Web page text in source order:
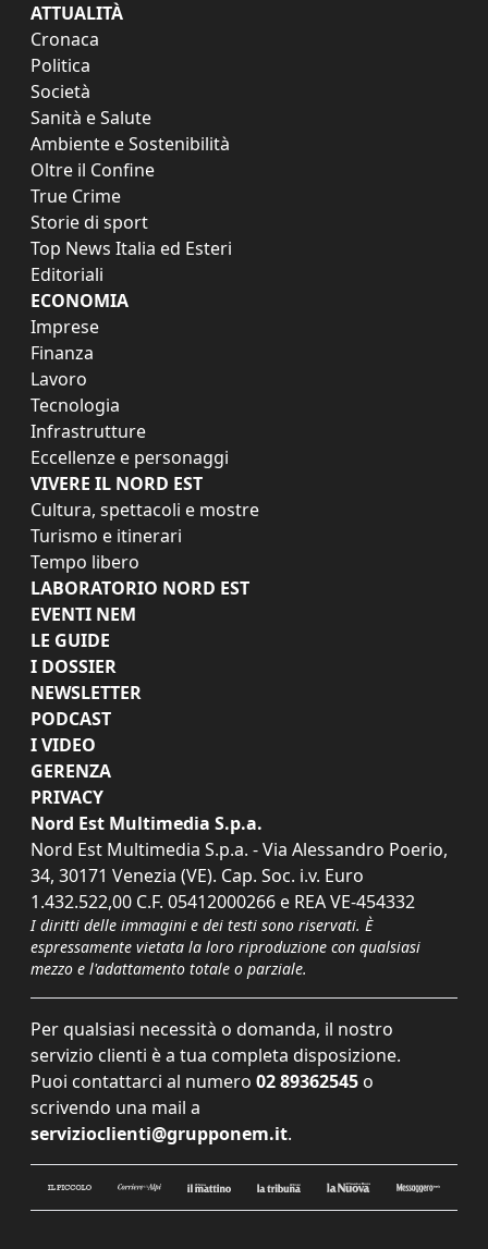
ATTUALITÀ
Cronaca
Politica
Società
Sanità e Salute
Ambiente e Sostenibilità
Oltre il Confine
True Crime
Storie di sport
Top News Italia ed Esteri
Editoriali
ECONOMIA
Imprese
Finanza
Lavoro
Tecnologia
Infrastrutture
Eccellenze e personaggi
VIVERE IL NORD EST
Cultura, spettacoli e mostre
Turismo e itinerari
Tempo libero
LABORATORIO NORD EST
EVENTI NEM
LE GUIDE
I DOSSIER
NEWSLETTER
PODCAST
I VIDEO
GERENZA
PRIVACY
Nord Est Multimedia S.p.a.
Nord Est Multimedia S.p.a. - Via Alessandro Poerio,
34, 30171 Venezia (VE). Cap. Soc. i.v. Euro
1.432.522,00 C.F. 05412000266 e REA VE-454332
I diritti delle immagini e dei testi sono riservati. È
espressamente vietata la loro riproduzione con qualsiasi
mezzo e l'adattamento totale o parziale.
Per qualsiasi necessità o domanda, il nostro
servizio clienti è a tua completa disposizione.
Puoi contattarci al numero 02 89362545 o
scrivendo una mail a
servizioclienti@grupponem.it.